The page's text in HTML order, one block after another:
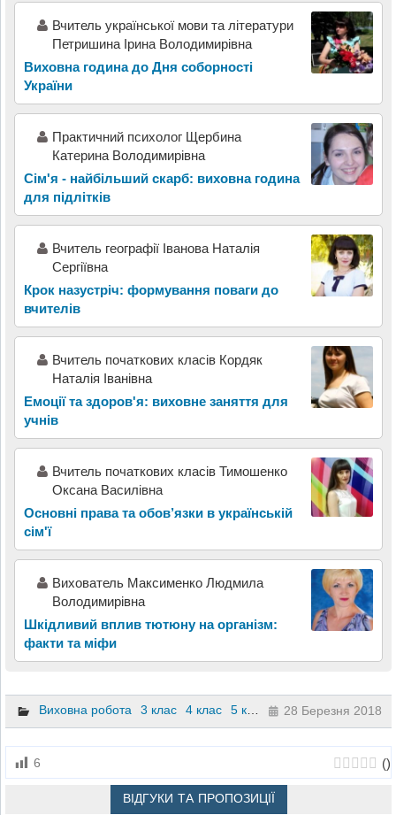
Вчитель украïнськоï мови та лiтератури
Петришина Iрина Володимирiвна
Виховна година до Дня соборності
України
Практичний психолог Щербина
Катерина Володимирівна
Сім'я - найбільший скарб: виховна година
для підлітків
Вчитель географії Іванова Наталія
Сергіївна
Крок назустріч: формування поваги до
вчителів
Вчитель початкових класів Кордяк
Наталія Іванівна
Емоції та здоров'я: виховне заняття для
учнів
Вчитель початкових класів Тимошенко
Оксана Василівна
Основні права та обов’язки в українській
сім'ї
Вихователь Максименко Людмила
Володимирівна
Шкідливий вплив тютюну на організм:
факти та міфи
Виховна робота 3 клас 4 клас 5 клас 28 Березня 2018
6 ()
ВІДГУКИ ТА ПРОПОЗИЦІЇ